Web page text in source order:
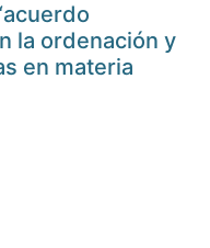
la ordenación y
en materia